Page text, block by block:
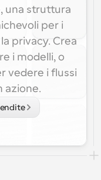
una struttura
per i
privacy. Crea
i modelli, o
vedere i flussi
azione.